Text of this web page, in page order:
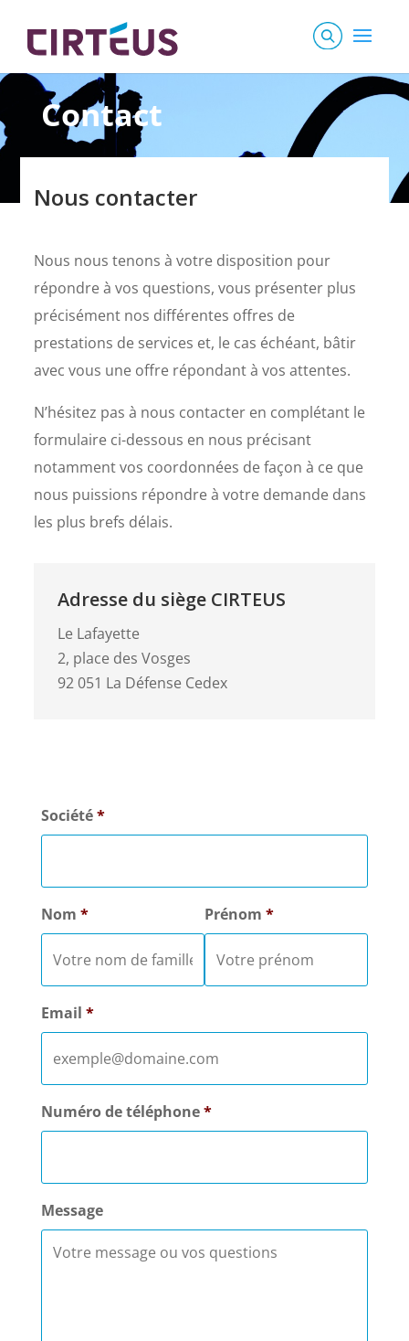
Contact
Nous contacter
Nous nous tenons à votre disposition pour
répondre à vos questions, vous présenter plus
précisément nos différentes offres de
prestations de services et, le cas échéant, bâtir
avec vous une offre répondant à vos attentes.
N’hésitez pas à nous contacter en complétant le
formulaire ci-dessous en nous précisant
notamment vos coordonnées de façon à ce que
nous puissions répondre à votre demande dans
les plus brefs délais.
Adresse du siège CIRTEUS
Le Lafayette
2, place des Vosges
92 051 La Défense Cedex
Société*
Nom * Prénom *
Email *
Numéro de téléphone*
Message